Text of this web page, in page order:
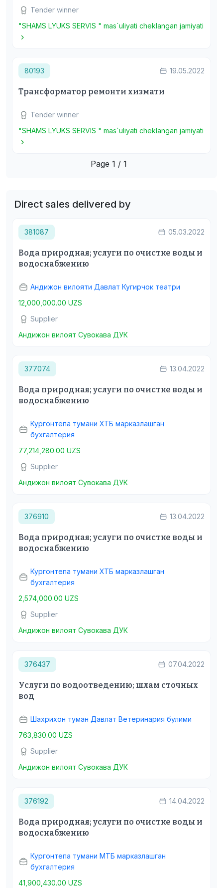
Tender winner
"SHAMS LYUKS SERVIS " mas`uliyati cheklangan jamiyati
80193 19.05.2022
Трансформатор ремонти хизмати
Tender winner
"SHAMS LYUKS SERVIS " mas`uliyati cheklangan jamiyati
Page 1 / 1
Direct sales delivered by
381087 05.03.2022
Вода природная; услуги по очистке воды и
водоснабжению
Андижон вилояти Давлат Кугирчок театри
12,000,000.00 UZS
Supplier
Андижон вилоят Сувокава ДУК
377074 13.04.2022
Вода природная; услуги по очистке воды и
водоснабжению
Кургонтепа тумани ХТБ марказлашган
бухгалтерия
77,214,280.00 UZS
Supplier
Андижон вилоят Сувокава ДУК
376910 13.04.2022
Вода природная; услуги по очистке воды и
водоснабжению
Кургонтепа тумани ХТБ марказлашган
бухгалтерия
2,574,000.00 UZS
Supplier
Андижон вилоят Сувокава ДУК
376437 07.04.2022
Услуги по водоотведению; шлам сточных
вод
Шахрихон туман Давлат Ветеринария булими
763,830.00 UZS
Supplier
Андижон вилоят Сувокава ДУК
376192 14.04.2022
Вода природная; услуги по очистке воды и
водоснабжению
Кургонтепа тумани МТБ марказлашган
бухгалтерия
41,900,430.00 UZS